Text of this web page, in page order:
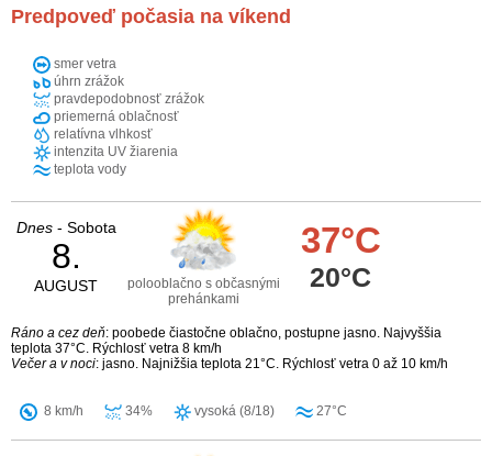
Predpoveď počasia na víkend
smer vetra
úhrn zrážok
pravdepodobnosť zrážok
priemerná oblačnosť
relatívna vlhkosť
intenzita UV žiarenia
teplota vody
Dnes- Sobota
8.
AUGUST
polooblačno s občasnými
prehánkami
37°C
20°C
Ráno a cez deň: poobede čiastočne oblačno, postupne jasno. Najvyššia
teplota 37°C. Rýchlosť vetra 8 km/h
Večer a v noci: jasno. Najnižšia teplota 21°C. Rýchlosť vetra 0 až 10 km/h
8 km/h 34% vysoká (8/18) 27°C